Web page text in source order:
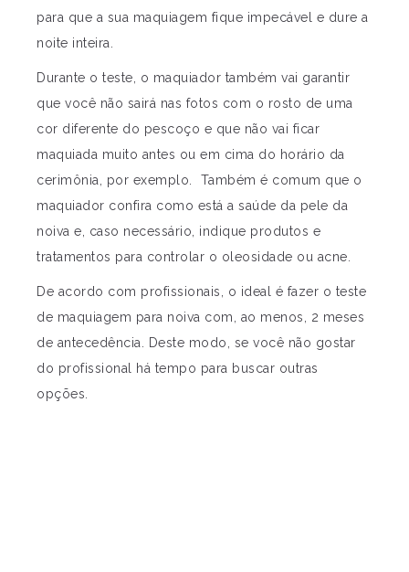
para que a sua maquiagem fique impecável e dure a
noite inteira.
Durante o teste, o maquiador também vai garantir
que você não sairá nas fotos com o rosto de uma
cor diferente do pescoço e que não vai ficar
maquiada muito antes ou em cima do horário da
cerimônia, por exemplo. Também é comum que o
maquiador confira como está a saúde da pele da
noiva e, caso necessário, indique produtos e
tratamentos para controlar o oleosidade ou acne.
De acordo com profissionais, o ideal é fazer o teste
de maquiagem para noiva com, ao menos, 2 meses
de antecedência. Deste modo, se você não gostar
do profissional há tempo para buscar outras
opções.